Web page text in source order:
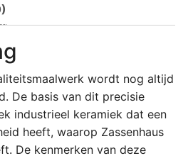
wordt nog altijd
De basis van dit precisie
industrieel keramiek dat een
heeft, waarop Zassenhaus
De kenmerken van deze